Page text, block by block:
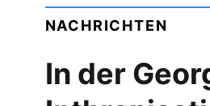
NACHRICHTEN
In der